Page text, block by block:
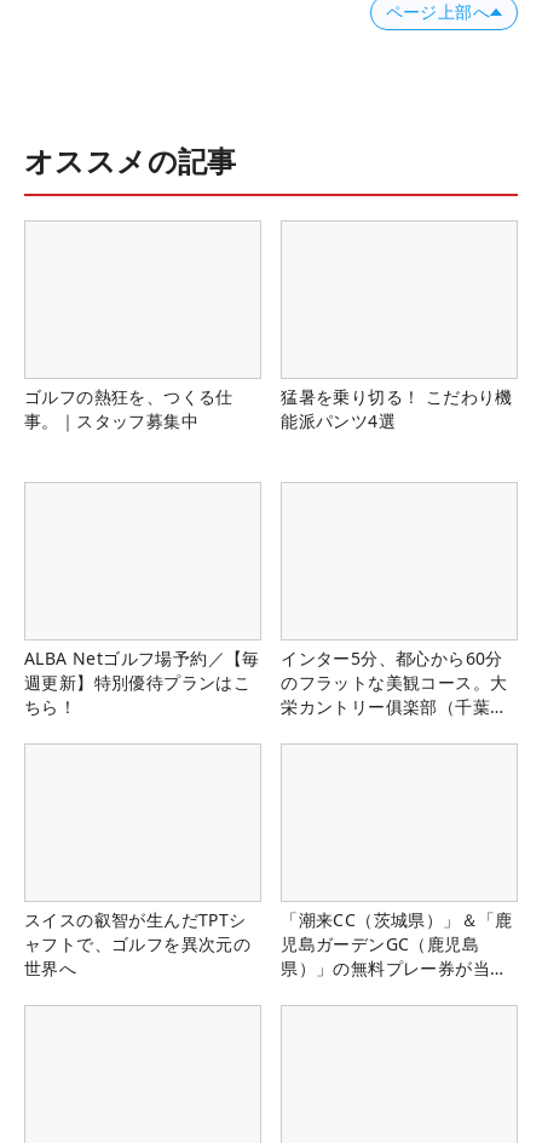
ページ上部へ
オススメの記事
ゴルフの熱狂を、つくる仕
事。｜スタッフ募集中
猛暑を乗り切る！ こだわり機
能派パンツ4選
ALBA Netゴルフ場予約／【毎
週更新】特別優待プランはこ
ちら！
インター5分、都心から60分
のフラットな美観コース。大
栄カントリー俱楽部（千葉
スイスの叡智が生んだTPTシ
ャフトで、ゴルフを異次元の
世界へ
「潮来CC（茨城県）」＆「鹿
児島ガーデンGC（鹿児島
県）」の無料プレー券が当た